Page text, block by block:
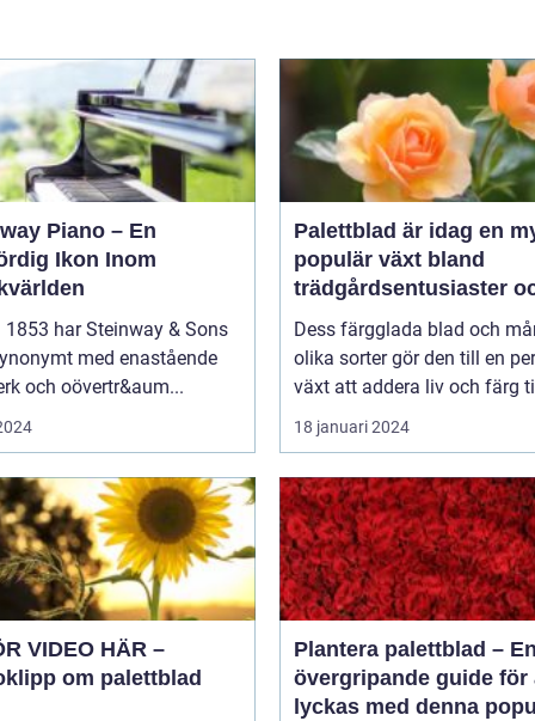
Piano – En
Ikon Inom
1853 har Steinway & Sons
med enastående
och oövertr&aum...
Palettblad är idag en
populär växt bland
trädgårdsentusiaster
inom inredning
Dess färgglada blad och
olika sorter gör den till en
växt att addera liv och färg
18 januari 2024
VIDEO HÄR –
om palettblad
Plantera palettblad –
övergripande guide för
lyckas med denna